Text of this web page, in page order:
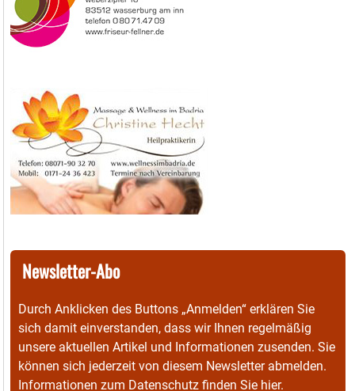
Newsletter-Abo
Durch Anklicken des Buttons „Anmelden“ erklären Sie
sich damit einverstanden, dass wir Ihnen regelmäßig
unsere aktuellen Artikel und Informationen zusenden. Sie
können sich jederzeit von diesem Newsletter abmelden.
Informationen zum Datenschutz finden Sie hier.